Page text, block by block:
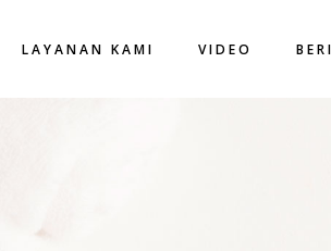
LAYANAN KAMI VIDEO